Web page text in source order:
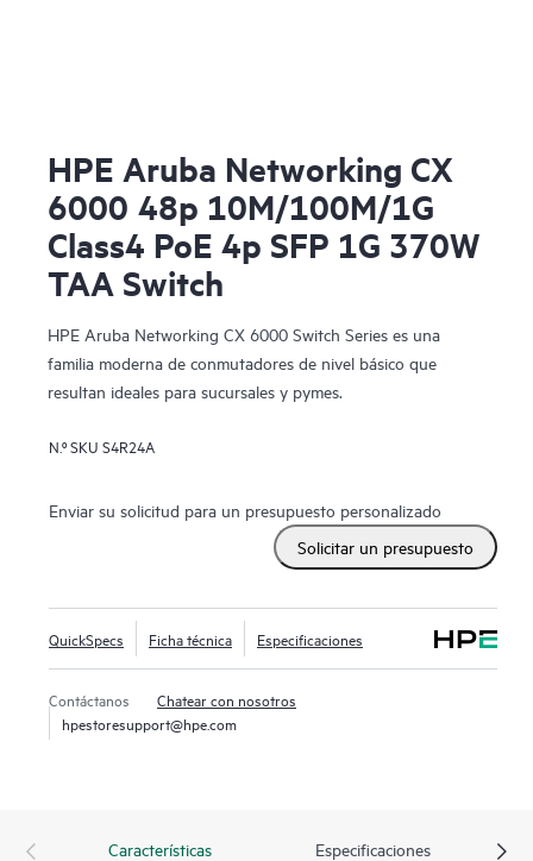
HPE Aruba Networking CX
6000 48p 10M/100M/1G
Class4 PoE 4p SFP 1G 370W
TAA Switch
HPE Aruba Networking CX 6000 Switch Series es una
familia moderna de conmutadores de nivel básico que
resultan ideales para sucursales y pymes.
N.º SKU S4R24A
Enviar su solicitud para un presupuesto personalizado
Solicitar un presupuesto
QuickSpecs Ficha técnica Especificaciones
Contáctanos
Chatear con nosotros
hpestoresupport@hpe.com
Características Especificaciones